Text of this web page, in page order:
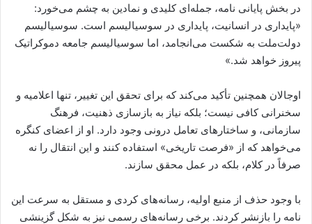
در بخش پایانی نامه، جمله‌ای کلیدی و نمادین به چشم می‌خورد:
«پایداری در انسانیت، پایداری در سوسیالیسم است. سوسیالیسم
دولت‌ملت به شکست می‌انجامد، اما سوسیالیسم جامعه دموکراتیک
پیروز خواهد شد.»
اوجالان همچنین تأکید می‌کند که برای تحقق این تغییر، تنها اعلامیه و
سخنرانی کافی نیست؛ بلکه نیاز به بازسازی ذهنیت، فرهنگ
سازمانی، و ساختارهای تعامل درونی وجود دارد. او از اعضای کنگره
می‌خواهد که از «فرصت تاریخی» استفاده کنند و این انتقال را نه
صرفاً در کلام، بلکه در عمل محقق سازند.
با وجود حذف از منبع اولیه، رسانه‌های کردی و مستقل به سرعت این
نامه را بازنشر کردند. برخی رسانه‌های رسمی نیز به شکل گزینشی